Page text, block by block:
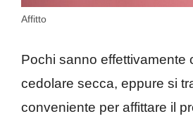
Affitto
Pochi sanno effettivamente
cedolare secca, eppure si
conveniente per affittare il